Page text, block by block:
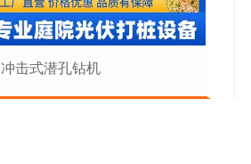
冲击式潜孔钻机